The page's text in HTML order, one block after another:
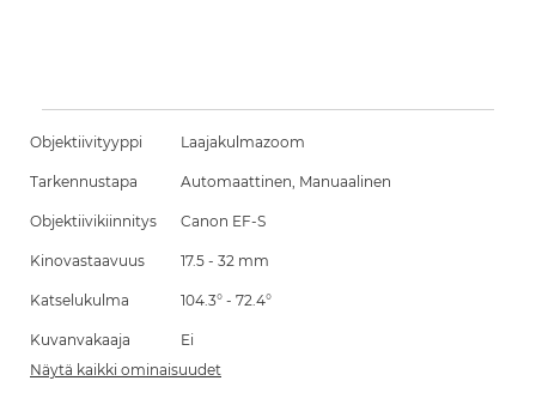
Objektiivityyppi Laajakulmazoom
Tarkennustapa Automaattinen, Manuaalinen
Objektiivikiinnitys Canon EF-S
Kinovastaavuus 17.5 - 32 mm
Katselukulma 104.3° - 72.4°
Kuvanvakaaja
Ei
Näytä kaikki ominaisuudet